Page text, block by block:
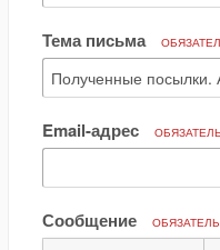
Тема письма
Email-адрес
Сообщение